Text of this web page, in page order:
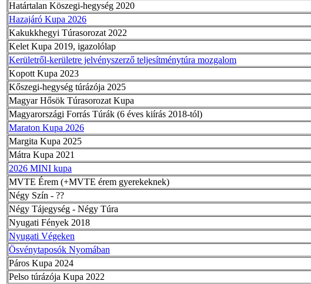
Határtalan Köszegi-hegység 2020
Hazajáró Kupa 2026
Kakukkhegyi Túrasorozat 2022
Kelet Kupa 2019, igazolólap
Kerületről-kerületre jelvényszerző teljesítménytúra mozgalom
Kopott Kupa 2023
Kőszegi-hegység túrázója 2025
Magyar Hősök Túrasorozat Kupa
Magyarországi Forrás Túrák (6 éves kiírás 2018-tól)
Maraton Kupa 2026
Margita Kupa 2025
Mátra Kupa 2021
2026 MINI kupa
MVTE Érem (+MVTE érem gyerekeknek)
Négy Szín - ??
Négy Tájegység - Négy Túra
Nyugati Fények 2018
Nyugati Végeken
Ösvénytaposók Nyomában
Páros Kupa 2024
Pelso túrázója Kupa 2022